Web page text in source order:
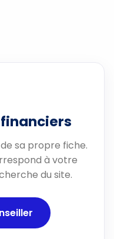
sa propre fiche.
à votre
du site.